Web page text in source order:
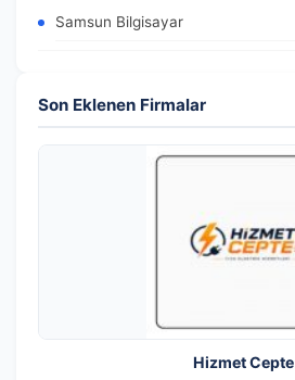
Samsun Bilgisayar
Son Eklenen Firmalar
Hizmet Cepte